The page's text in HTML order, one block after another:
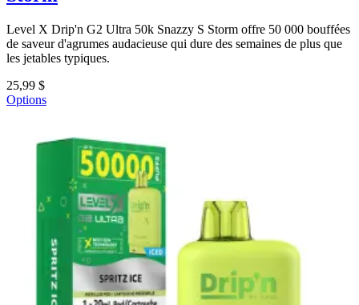
Level X Drip'n G2 Ultra 50k Snazzy S Storm offre 50 000 bouffées
de saveur d'agrumes audacieuse qui dure des semaines de plus que
les jetables typiques.
25,99 $
Options